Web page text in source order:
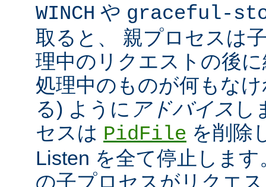
WINCH や graceful-
取ると、 親プロセスは
理中のリクエストの後
処理中のものが何もな
る) ように アドバイス し
セスは PidFile を削除
Listen を全て停止しま
の子プロセスがリクエ